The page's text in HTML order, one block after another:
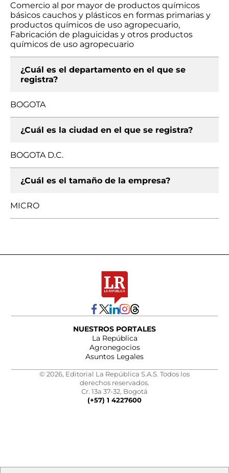
Comercio al por mayor de productos químicos
básicos cauchos y plásticos en formas primarias y
productos químicos de uso agropecuario,
Fabricación de plaguicidas y otros productos
químicos de uso agropecuario
¿Cuál es el departamento en el que se
registra?
BOGOTA
¿Cuál es la ciudad en el que se registra?
BOGOTA D.C.
¿Cuál es el tamaño de la empresa?
MICRO
NUESTROS PORTALES
La República
Agronegocios
Asuntos Legales
© 2026, Editorial La República S.A.S. Todos los
derechos reservados.
Cr. 13a 37-32, Bogotá
(+57) 1 4227600